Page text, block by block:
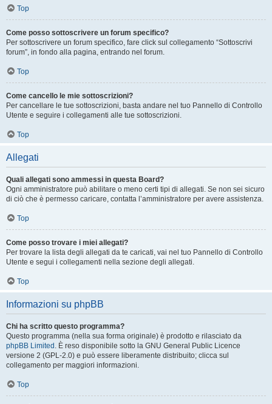
Top
Come posso sottoscrivere un forum specifico?
Per sottoscrivere un forum specifico, fare click sul collegamento “Sottoscrivi
forum”, in fondo alla pagina, entrando nel forum.
Top
Come cancello le mie sottoscrizioni?
Per cancellare le tue sottoscrizioni, basta andare nel tuo Pannello di Controllo
Utente e seguire i collegamenti alle tue sottoscrizioni.
Top
Allegati
Quali allegati sono ammessi in questa Board?
Ogni amministratore può abilitare o meno certi tipi di allegati. Se non sei sicuro
di ciò che è permesso caricare, contatta l’amministratore per avere assistenza.
Top
Come posso trovare i miei allegati?
Per trovare la lista degli allegati da te caricati, vai nel tuo Pannello di Controllo
Utente e segui i collegamenti nella sezione degli allegati.
Top
Informazioni su phpBB
Chi ha scritto questo programma?
Questo programma (nella sua forma originale) è prodotto e rilasciato da
phpBB Limited . È reso disponibile sotto la GNU General Public Licence
versione 2 (GPL-2.0) e può essere liberamente distribuito; clicca sul
collegamento per maggiori informazioni.
Top